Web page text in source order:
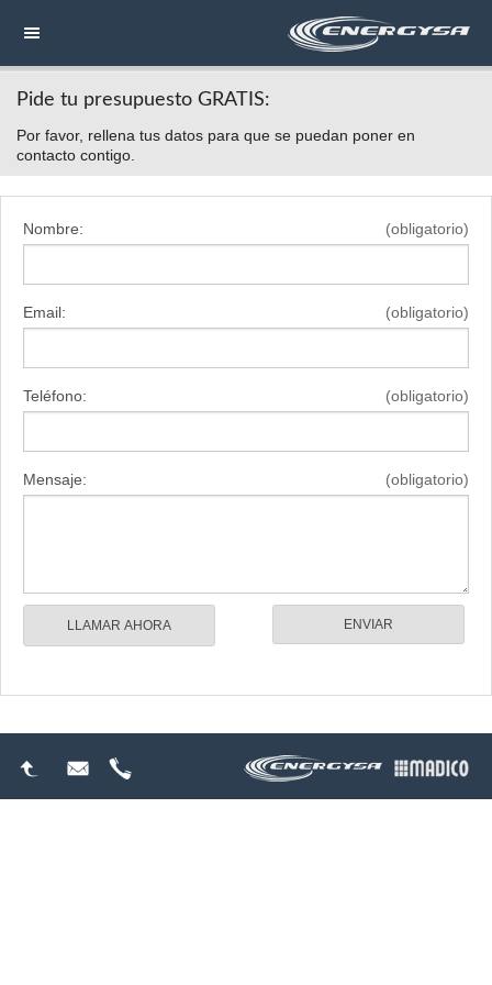
NAVEGACIÓN
HOME
Pide tu presupuesto GRATIS:
Por favor, rellena tus datos para que se puedan poner en
contacto contigo.
Nombre: (obligatorio)
Email: (obligatorio)
Teléfono: (obligatorio)
Mensaje: (obligatorio)
LLAMAR AHORA